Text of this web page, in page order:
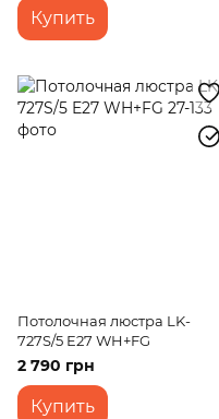
Купить
Потолочная люстра LK-
727S/5 E27 WH+FG
2 790 грн
Купить